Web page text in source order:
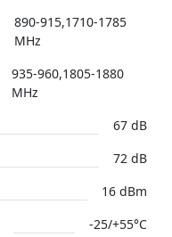
890-915,1710-1785
MHz
935-960,1805-1880
MHz
67 dB
72 dB
16 dBm
-25/+55°C